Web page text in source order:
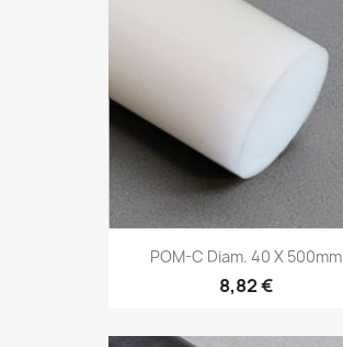
POM-C Diam. 40 X 500mm
8,82 €